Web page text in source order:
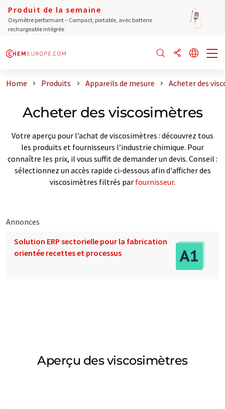
Produit de la semaine
Oxymètre performant – Compact, portable, avec batterie
rechargeable intégrée
Home Produits Appareils de mesure Acheter des
Acheter des viscosimètres
Votre aperçu pour l’achat de viscosimètres : découvrez tous
les produits et fournisseurs l’industrie chimique. Pour
connaître les prix, il vous suffit de demander un devis. Conseil :
sélectionnez un accès rapide ci-dessous afin d'afficher des
viscosimètres filtrés par fournisseur.
Annonces
Solution ERP sectorielle pour la fabrication
orientée recettes et processus
Aperçu des viscosimètres